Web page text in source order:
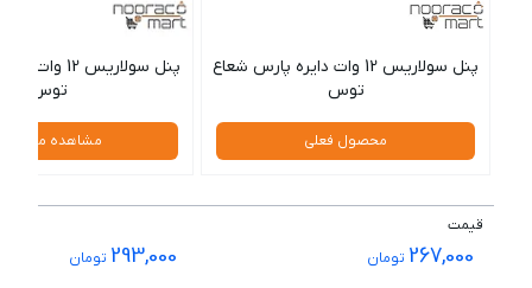
پنل سولاریس 12 وات دایره پارس شعاع
توس
محصول فعلی
پنل سولاریس
توس
مشاهده
قیمت
267,000 تومان 293,000 تومان